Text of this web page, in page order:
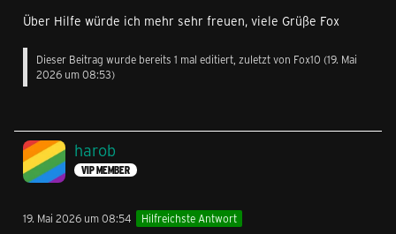
Über Hilfe würde ich mehr sehr freuen, viele Grüße Fox
Dieser Beitrag wurde bereits 1 mal editiert, zuletzt von Fox10 (19. Mai
2026 um 08:53)
harob
VIP MEMBER
19. Mai 2026 um 08:54 Hilfreichste Antwort